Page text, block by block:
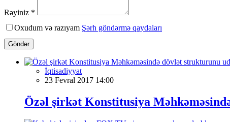
Rəyiniz *
Oxudum və razıyam Şərh göndərmə qaydaları
Göndər
İqtisadiyyat
23 Fevral 2017 14:00
Özəl şirkət Konstitusiya